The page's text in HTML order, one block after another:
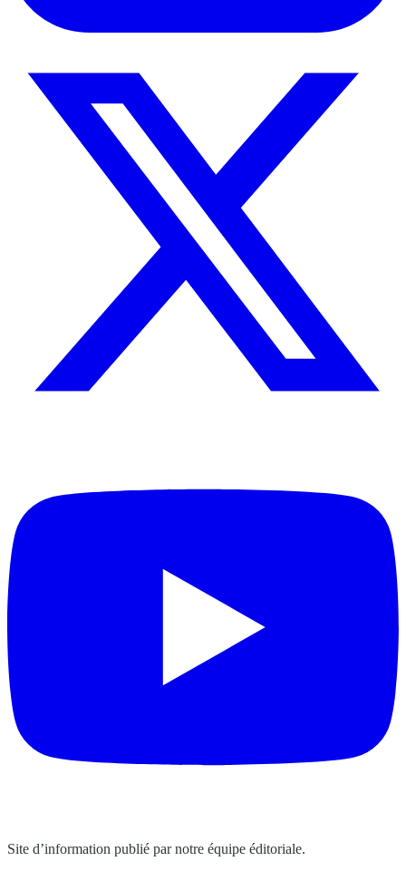
Site d’information publié par notre équipe éditoriale.